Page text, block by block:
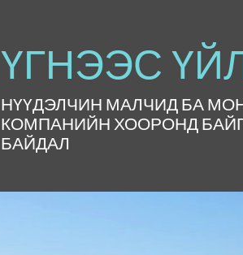
ҮГНЭЭС
НҮҮДЭЛЧИН МАЛЧИД БА
КОМПАНИЙН ХООРОНД
БАЙДАЛ